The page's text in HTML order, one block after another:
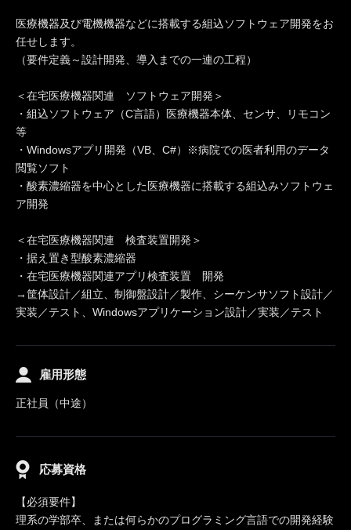
医療機器及び電機機器などに搭載する組込ソフトウェア開発をお
任せします。
（要件定義～設計開発、導入までの一連の工程）
＜在宅医療機器関連 ソフトウェア開発＞
・組込ソフトウェア（C言語）医療機器本体、センサ、リモコン
等
・Windowsアプリ開発（VB、C#）※病院での医者利用のデータ
閲覧ソフト
・酸素濃縮器を中心とした医療機器に搭載する組込みソフトウェ
ア開発
＜在宅医療機器関連 検査装置開発＞
・据え置き型酸素濃縮器
・在宅医療機器関連アプリ検査装置 開発
→筐体設計／組立、制御盤設計／製作、シーケンサソフト設計／
実装／テスト、Windowsアプリケーション設計／実装／テスト
雇用形態
正社員（中途）
応募資格
【必須要件】
理系の学部卒、または何らかのプログラミング言語での開発経験